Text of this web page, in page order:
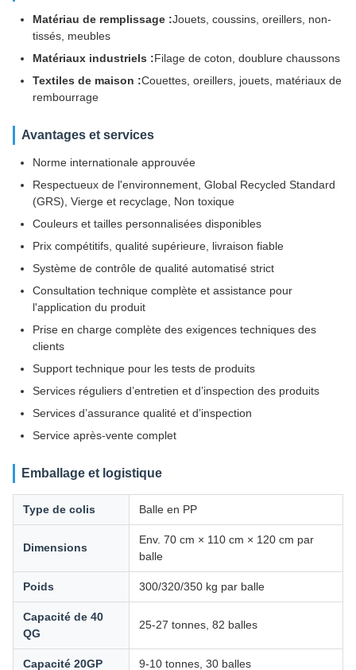
Matériau de remplissage :Jouets, coussins, oreillers, non-
tissés, meubles
Matériaux industriels :Filage de coton, doublure chaussons
Textiles de maison :Couettes, oreillers, jouets, matériaux de
rembourrage
Avantages et services
Norme internationale approuvée
Respectueux de l'environnement, Global Recycled Standard
(GRS), Vierge et recyclage, Non toxique
Couleurs et tailles personnalisées disponibles
Prix ​​compétitifs, qualité supérieure, livraison fiable
Système de contrôle de qualité automatisé strict
Consultation technique complète et assistance pour
l'application du produit
Prise en charge complète des exigences techniques des
clients
Support technique pour les tests de produits
Services réguliers d’entretien et d’inspection des produits
Services d’assurance qualité et d’inspection
Service après-vente complet
Emballage et logistique
Type de colis Balle en PP
Dimensions
Env. 70 cm × 110 cm × 120 cm par
balle
Poids 300/320/350 kg par balle
Capacité de 40
QG
25-27 tonnes, 82 balles
Capacité 20GP 9-10 tonnes, 30 balles